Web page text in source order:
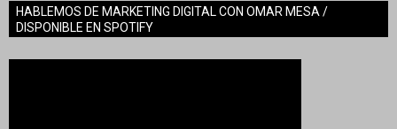
HABLEMOS DE MARKETING DIGITAL CON OMAR MESA /
DISPONIBLE EN SPOTIFY